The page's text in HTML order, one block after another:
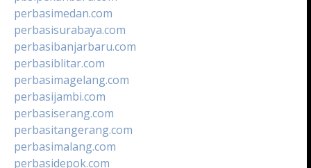
perbasimedan.com
perbasisurabaya.com
perbasibanjarbaru.com
perbasiblitar.com
perbasimagelang.com
perbasijambi.com
perbasiserang.com
perbasitangerang.com
perbasimalang.com
perbasidepok.com